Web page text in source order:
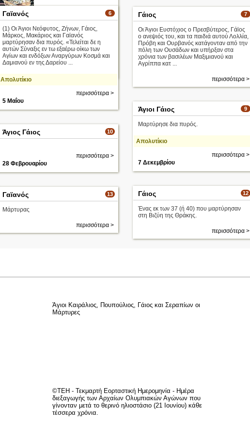
Οι Άγιοι
Τεσσαράκοντ
α
Απολυτίκιο
6
Γαϊανός
(1) Οι Άγιοι Νεόφυτος, Ζήνων, Γάιος,
Μάρκος, Μακάριος και Γαϊανός
μαρτύρησαν δια πυρός. «Τελείται δε η
αυτών Σύναξις εν τω εξαέρω οίκω των
Αγίων και ενδόξων Αναργύρων Κοσμά και
Δαμιανού εν της Δαρείου ...
Απολυτίκιο
περισσότερα >
5 Μαΐου
7
Γάιος
Οι Άγιοι Ευστόχιος ο Πρεσβύτερος, Γάϊος
ο ανεψιός του, και τα παιδιά αυτού Λολλία,
Πρόβη και Ουρβανός κατάγονταν από την
πόλη των Ουσάδων και υπήρξαν στα
χρόνια των βασιλέων Μαξιμιανού και
Αγρίππα κατ ...
περισσότερα >
9
Άγιοι Γάιος
Μαρτύρησε δια πυρός.
Απολυτίκιο
περισσότερα >
7 Δεκεμβρίου
10
Άγιος Γάιος
περισσότερα >
28 Φεβρουαρίου
12
Γάιος
Ένας εκ των 37 (ή 40) που μαρτύρησαν
στη Βιζύη της Θράκης.
περισσότερα >
13
Γαϊανός
Μάρτυρας
περισσότερα >
Άγιοι Καιράλιος, Πουπούλιος, Γάιος και Σεραπίων οι
Μάρτυρες
©TEH - Τεκμαρτή Εορταστική Ημερομηνία - Ημέρα
διεξαγωγής των Αρχαίων Ολυμπιακών Αγώνων που
γίνονταν μετά το θερινό ηλιοστάσιο (21 Ιουνίου) κάθε
τέσσερα χρόνια.